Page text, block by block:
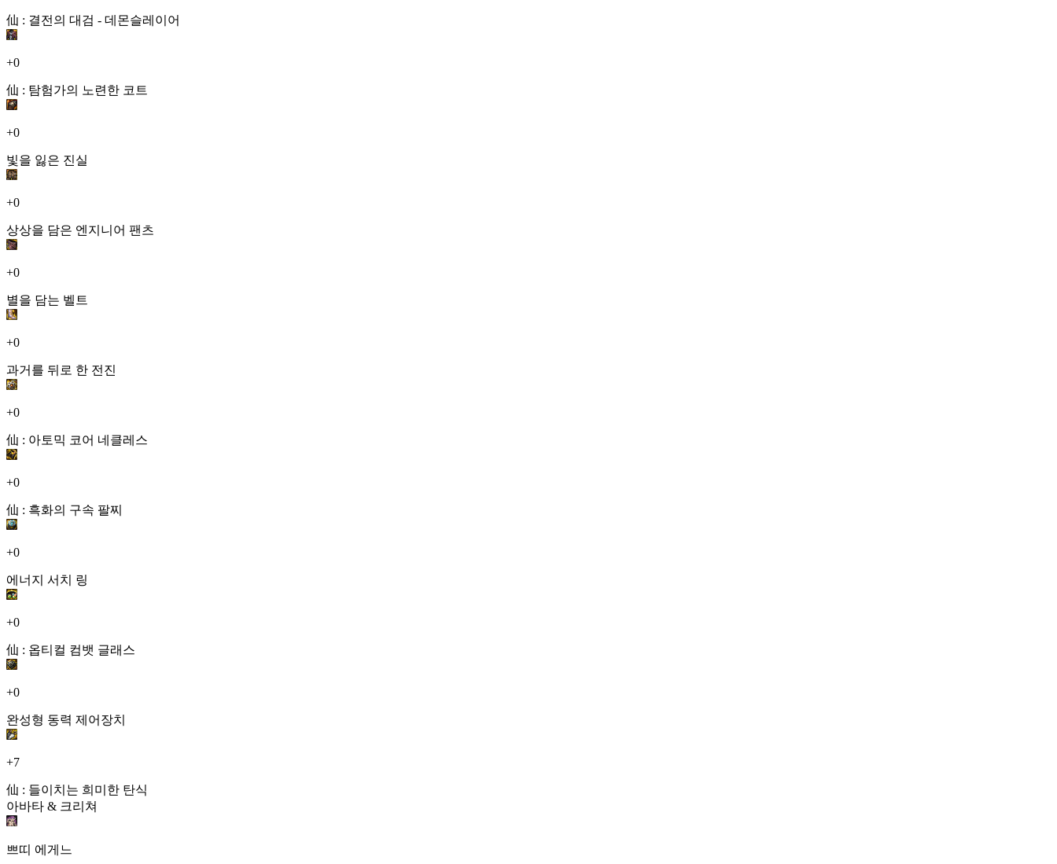
仙 : 결전의 대검 - 데몬슬레이어
+0
仙 : 탐험가의 노련한 코트
+0
빛을 잃은 진실
+0
상상을 담은 엔지니어 팬츠
+0
별을 담는 벨트
+0
과거를 뒤로 한 전진
+0
仙 : 아토믹 코어 네클레스
+0
仙 : 흑화의 구속 팔찌
+0
에너지 서치 링
+0
仙 : 옵티컬 컴뱃 글래스
+0
완성형 동력 제어장치
+7
仙 : 들이치는 희미한 탄식
아바타 & 크리쳐
쁘띠 에게느